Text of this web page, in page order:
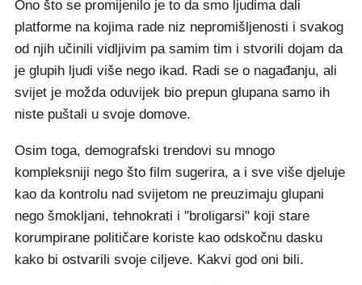
Ono što se promijenilo je to da smo ljudima dali
platforme na kojima rade niz nepromišljenosti i svakog
od njih učinili vidljivim pa samim tim i stvorili dojam da
je glupih ljudi više nego ikad. Radi se o nagađanju, ali
svijet je možda oduvijek bio prepun glupana samo ih
niste puštali u svoje domove.
Osim toga, demografski trendovi su mnogo
kompleksniji nego što film sugerira, a i sve više djeluje
kao da kontrolu nad svijetom ne preuzimaju glupani
nego šmokljani, tehnokrati i "broligarsi" koji stare
korumpirane političare koriste kao odskočnu dasku
kako bi ostvarili svoje ciljeve. Kakvi god oni bili.